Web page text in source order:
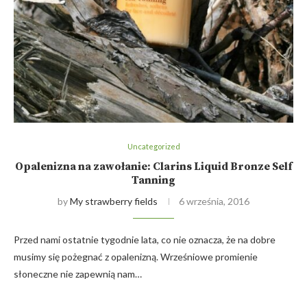
Uncategorized
Opalenizna na zawołanie: Clarins Liquid Bronze Self
Tanning
byMy strawberry fields 6 września, 2016
Przed nami ostatnie tygodnie lata, co nie oznacza, że na dobre
musimy się pożegnać z opalenizną. Wrześniowe promienie
słoneczne nie zapewnią nam…